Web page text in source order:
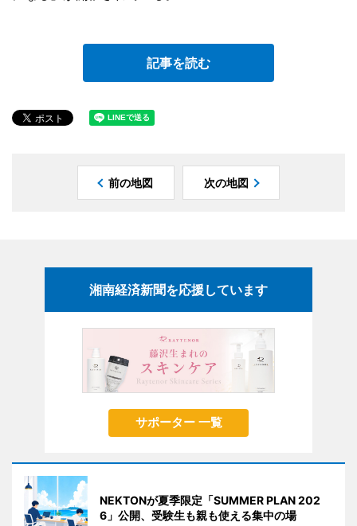
記事を読む
前の地図 次の地図
湘南経済新聞を応援しています
サポーター 一覧
NEKTONが夏季限定「SUMMER PLAN 202
6」公開、受験生も親も使える集中の場